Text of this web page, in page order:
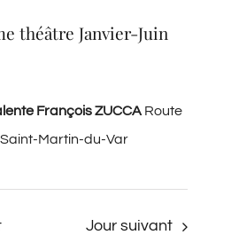
théâtre Janvier-Juin
François ZUCCA Route
Martin-du-Var
Jour suivant